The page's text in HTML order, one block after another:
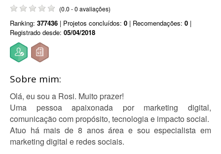
(0.0 - 0 avaliações)
Ranking: 377436 | Projetos concluídos: 0 | Recomendações: 0 |
Registrado desde: 05/04/2018
Sobre mim:
Olá, eu sou a Rosi. Muito prazer!
Uma pessoa apaixonada por marketing digital,
comunicação com propósito, tecnologia e impacto social.
Atuo há mais de 8 anos área e sou especialista em
marketing digital e redes sociais.